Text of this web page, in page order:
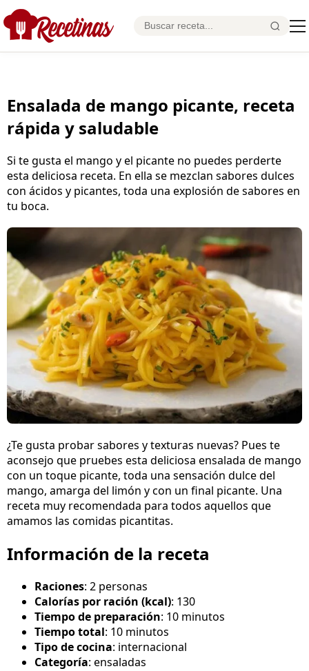
Ensalada de mango picante, receta
rápida y saludable
Si te gusta el mango y el picante no puedes perderte
esta deliciosa receta. En ella se mezclan sabores dulces
con ácidos y picantes, toda una explosión de sabores en
tu boca.
¿Te gusta probar sabores y texturas nuevas? Pues te
aconsejo que pruebes esta deliciosa ensalada de mango
con un toque picante, toda una sensación dulce del
mango, amarga del limón y con un final picante. Una
receta muy recomendada para todos aquellos que
amamos las comidas picantitas.
Información de la receta
Raciones: 2 personas
Calorías por ración (kcal): 130
Tiempo de preparación: 10 minutos
Tiempo total: 10 minutos
Tipo de cocina: internacional
Categoría: ensaladas